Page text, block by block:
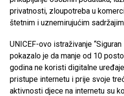
privatnosti, zloupotreba u
štetnim i uznemirujućim
UNICEF-ovo istraživanje
pokazalo je da manje od 10
godina ne koristi digitalne
pristupe internetu i prije svoje
aktivnosti djece na internetu su